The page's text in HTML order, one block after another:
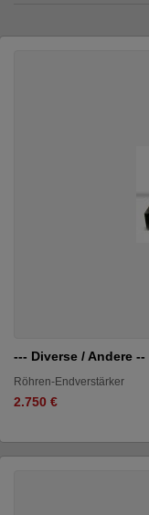
--- Diverse / Andere --
Röhren-Endverstärker
2.750 €